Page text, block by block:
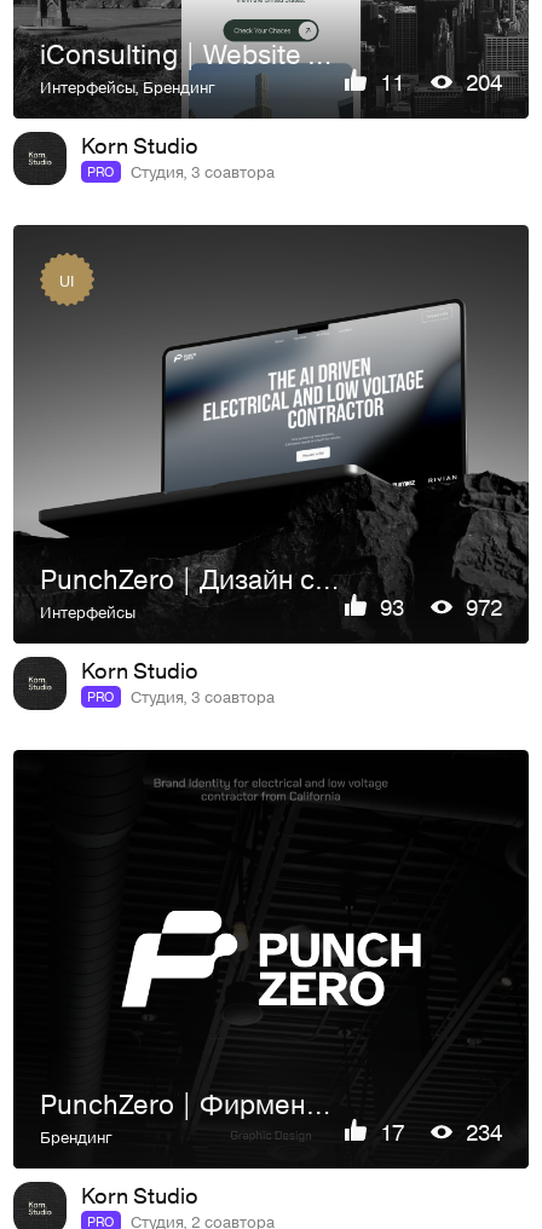
iConsulting | Website design & Brand Identity
Интерфейсы,Брендинг 11 204
Korn Studio
PRO Студия, 3 соавтора
UI
PunchZero | Дизайн сайта
Интерфейсы 93 972
Korn Studio
PRO Студия, 3 соавтора
PunchZero | Фирменный стиль
Брендинг 17 234
Korn Studio
PRO Студия, 2 соавтора